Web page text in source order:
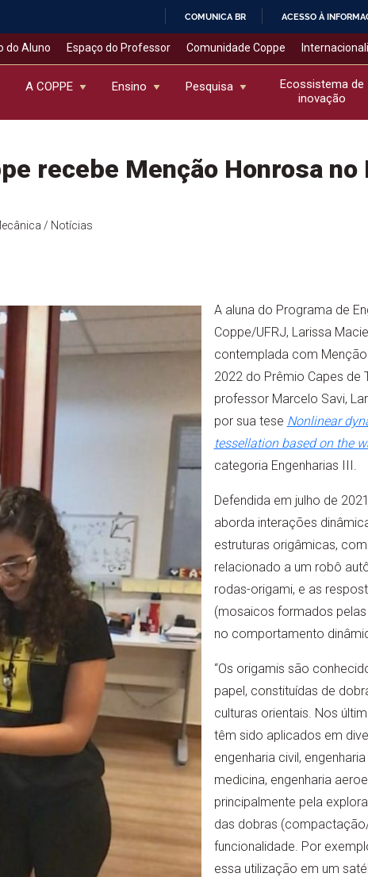
COMUNICA BR ACESSO À
do Aluno Espaço do Professor Comunidade Coppe
A COPPE Ensino Pesquisa
Ecossistema de
inovação
recebe Menção Honrosa no
/ Notícias
A aluna do Programa de
Coppe/UFRJ, Larissa
contemplada com
2022 do Prêmio Capes de
professor Marcelo Savi,
por sua tese Nonlinear
tessellation based on the
categoria Engenharias III.
Defendida em julho de
aborda interações
estruturas origâmicas,
relacionado a um robô
rodas-origami, e as
(mosaicos formados
no comportamento
“Os origamis são
papel, constituídas de
culturas orientais. Nos
têm sido aplicados em
engenharia civil,
medicina, engenharia
principalmente pela
das dobras
funcionalidade. Por
essa utilização em um